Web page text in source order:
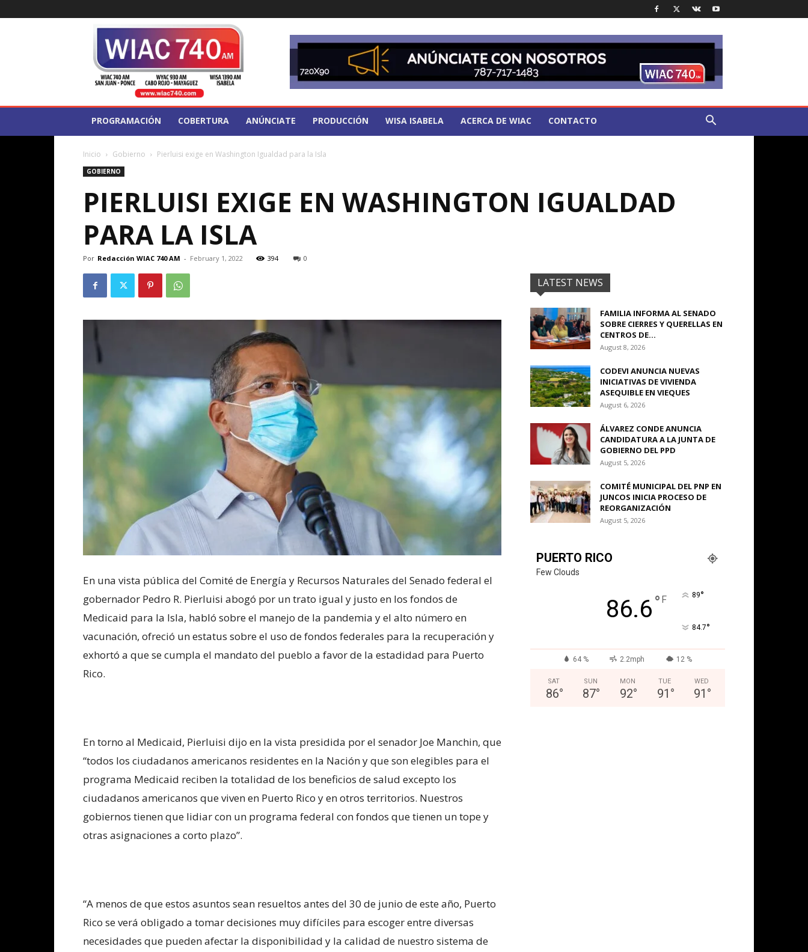
PROGRAMACIÓN COBERTURA ANÚNCIATE PRODUCCIÓN WISA ISABELA ACERCA DE WIAC CONTACTO
Inicio Gobierno Pierluisi exige en Washington Igualdad para la Isla
GOBIERNO
PIERLUISI EXIGE EN WASHINGTON IGUALDAD
PARA LA ISLA
Por Redacción WIAC 740 AM - February 1, 2022 394 0
En una vista pública del Comité de Energía y Recursos Naturales del Senado federal el
gobernador Pedro R. Pierluisi abogó por un trato igual y justo en los fondos de
Medicaid para la Isla, habló sobre el manejo de la pandemia y el alto número en
vacunación, ofreció un estatus sobre el uso de fondos federales para la recuperación y
exhortó a que se cumpla el mandato del pueblo a favor de la estadidad para Puerto
Rico.
En torno al Medicaid, Pierluisi dijo en la vista presidida por el senador Joe Manchin, que
“todos los ciudadanos americanos residentes en la Nación y que son elegibles para el
programa Medicaid reciben la totalidad de los beneficios de salud excepto los
ciudadanos americanos que viven en Puerto Rico y en otros territorios. Nuestros
gobiernos tienen que lidiar con un programa federal con fondos que tienen un tope y
otras asignaciones a corto plazo”.
“A menos de que estos asuntos sean resueltos antes del 30 de junio de este año, Puerto
Rico se verá obligado a tomar decisiones muy difíciles para escoger entre diversas
necesidades que pueden afectar la disponibilidad y la calidad de nuestro sistema de
LATEST NEWS
FAMILIA INFORMA AL SENADO
SOBRE CIERRES Y QUERELLAS EN
CENTROS DE...
August 8, 2026
CODEVI ANUNCIA NUEVAS
INICIATIVAS DE VIVIENDA
ASEQUIBLE EN VIEQUES
August 6, 2026
ÁLVAREZ CONDE ANUNCIA
CANDIDATURA A LA JUNTA DE
GOBIERNO DEL PPD
August 5, 2026
COMITÉ MUNICIPAL DEL PNP EN
JUNCOS INICIA PROCESO DE
REORGANIZACIÓN
August 5, 2026
PUERTO RICO
Few Clouds
86.6° F 89°
84.7°
64 % 2.2mph 12 %
SAT
86°
SUN
87°
MON
92°
TUE
91 °
WED
91 °